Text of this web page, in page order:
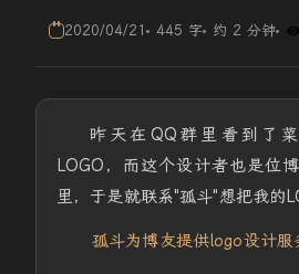
2020/04/21 445 字 约 2 分钟
昨天在QQ群里看到了
LOGO，而这个设计者也是位
里，于是就联系"孤斗"想把我的
孤斗为博友提供logo设计服